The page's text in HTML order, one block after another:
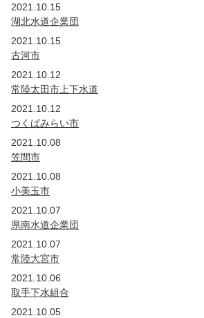
2021.10.15
湖北水道企業団
2021.10.15
古河市
2021.10.12
常陸太田市上下水道
2021.10.12
つくばみらい市
2021.10.08
笠間市
2021.10.08
小美玉市
2021.10.07
県南水道企業団
2021.10.07
常陸大宮市
2021.10.06
取手下水組合
2021.10.05